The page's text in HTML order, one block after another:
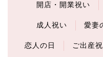
開店・開業祝い
成人祝い 愛妻
恋人の日 ご出産